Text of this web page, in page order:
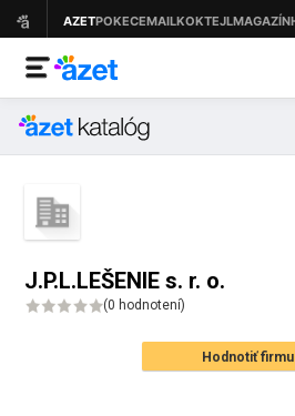
J.P.L.LEŠENIE s. r. o.
(0 hodnotení)
Hodnotiť firmu